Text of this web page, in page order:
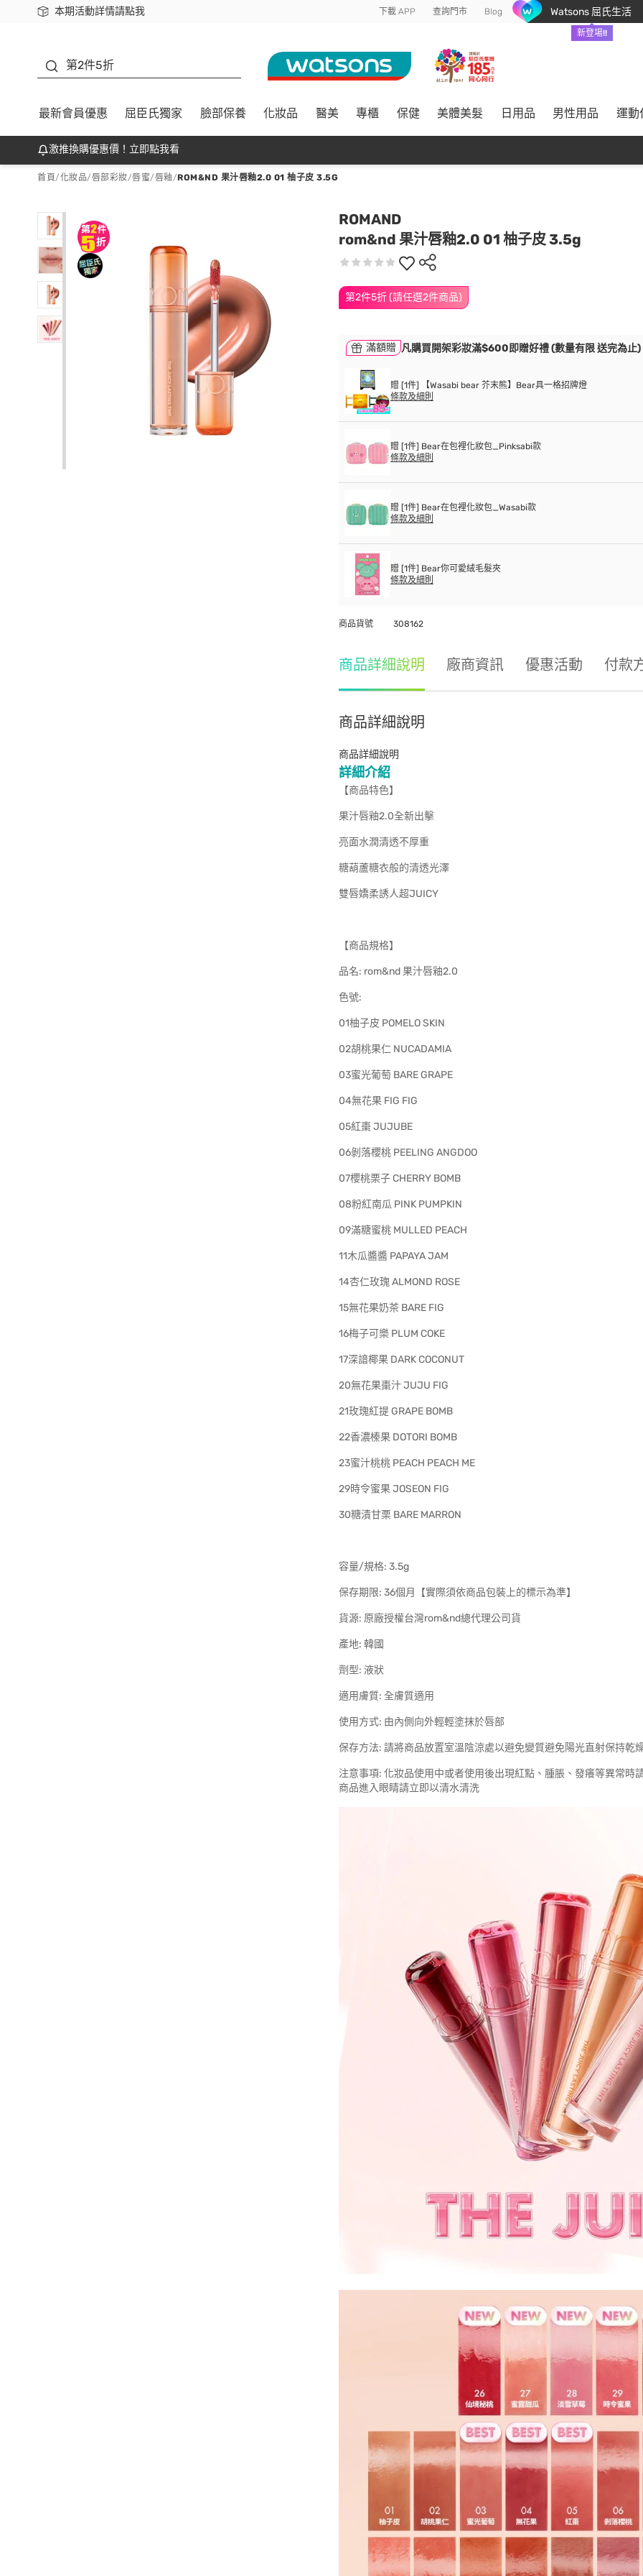
本期活動詳情請點我
下載app最高回饋$350 下載 APP 查詢門市 Blog Watsons 屈氏生活
新登場!!
第2件5折
最新會員優惠 屈臣氏獨家 臉部保養 化妝品 醫美 專櫃 保健 美體美髮 日用品 男性用品 運動
激推換購優惠價！立即點我看
首頁/化妝品/唇部彩妝/唇蜜/唇釉/ROM&ND 果汁唇釉2.0 01 柚子皮 3.5G
ROMAND
rom&nd 果汁唇釉2.0 01 柚子皮 3.5g
第2件5折 (請任選2件商品)
滿額贈 凡購買開架彩妝滿$600即贈好禮 (數量有限 送完為止)
贈 [1件] 【Wasabi bear 芥末熊】Bear具一格招牌燈
條款及細則
贈 [1件] Bear在包裡化妝包_Pinksabi款
條款及細則
贈 [1件] Bear在包裡化妝包_Wasabi款
條款及細則
贈 [1件] Bear你可愛絨毛髮夾
條款及細則
商品貨號 308162
商品詳細說明 廠商資訊 優惠活動 付款
商品詳細說明
商品詳細說明
詳細介紹
【商品特色】
果汁唇釉2.0全新出擊
亮面水潤清透不厚重
糖葫蘆糖衣般的清透光澤
雙唇嬌柔誘人超JUICY
【商品規格】
品名: rom&nd 果汁唇釉2.0
色號:
01柚子皮 POMELO SKIN
02胡桃果仁 NUCADAMIA
03蜜光葡萄 BARE GRAPE
04無花果 FIG FIG
05紅棗 JUJUBE
06剝落櫻桃 PEELING ANGDOO
07櫻桃栗子 CHERRY BOMB
08粉紅南瓜 PINK PUMPKIN
09滿糖蜜桃 MULLED PEACH
11木瓜醬醬 PAPAYA JAM
14杏仁玫瑰 ALMOND ROSE
15無花果奶茶 BARE FIG
16梅子可樂 PLUM COKE
17深諳椰果 DARK COCONUT
20無花果棗汁 JUJU FIG
21玫瑰紅提 GRAPE BOMB
22香濃榛果 DOTORI BOMB
23蜜汁桃桃 PEACH PEACH ME
29時令蜜果 JOSEON FIG
30糖漬甘栗 BARE MARRON
容量/規格: 3.5g
保存期限: 36個月【實際須依商品包裝上的標示為準】
貨源: 原廠授權台灣rom&nd總代理公司貨
產地: 韓國
劑型: 液狀
適用膚質: 全膚質適用
使用方式: 由內側向外輕輕塗抹於唇部
保存方法: 請將商品放置室溫陰涼處以避免變質避免陽光直射保持
注意事項: 化妝品使用中或者使用後出現紅點、腫脹、發癢等異常
商品進入眼睛請立即以清水清洗